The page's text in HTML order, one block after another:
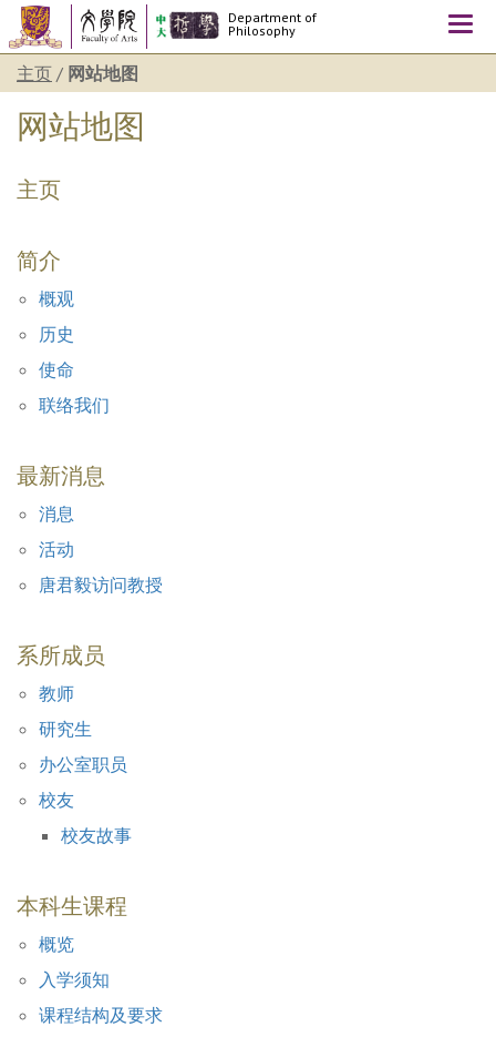
Department of
Philosophy
主页 / 网站地图
网站地图
主页
简介
概观
历史
使命
联络我们
最新消息
消息
活动
唐君毅访问教授
系所成员
教师
研究生
办公室职员
校友
校友故事
本科生课程
概览
入学须知
课程结构及要求